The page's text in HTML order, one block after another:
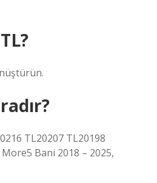
TL20207 TL20198
Bani 2018 – 2025,